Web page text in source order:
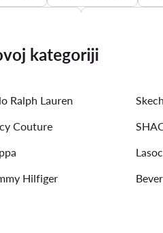
ljetne haljine bijele haljine ljetne
kategoriji
Ralph Lauren
Couture
Hilfiger